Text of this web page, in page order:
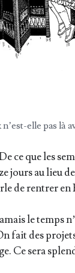
elle pas là
ce que les
jours au lieu
de ren­trer en
le temps
fait des
Ce sera